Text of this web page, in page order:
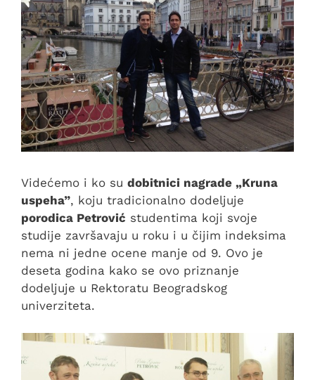
Videćemo i ko su dobitnici nagrade „Kruna
uspeha”, koju tradicionalno dodeljuje
porodica Petrović studentima koji svoje
studije završavaju u roku i u čijim indeksima
nema ni jedne ocene manje od 9. Ovo je
deseta godina kako se ovo priznanje
dodeljuje u Rektoratu Beogradskog
univerziteta.